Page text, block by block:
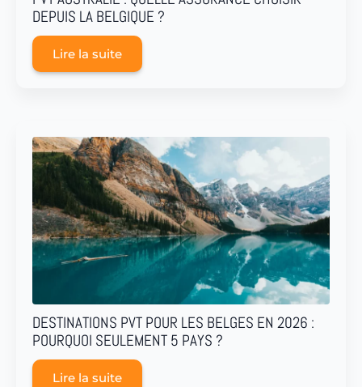
DEPUIS LA BELGIQUE ?
Lire la suite
DESTINATIONS PVT POUR LES BELGES EN 2026 :
POURQUOI SEULEMENT 5 PAYS ?
Lire la suite